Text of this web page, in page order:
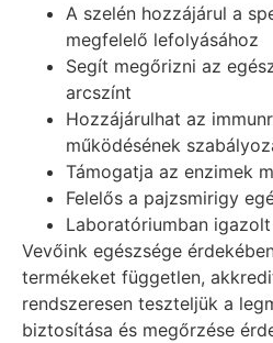
A szelén hozzájárul a
megfelelő lefolyásához
Segít megőrizni az
arcszínt
Hozzájárulhat az
működésének
Támogatja az enzimek
Felelős a pajzsmirigy
Laboratóriumban
Vevőink egészsége
termékeket független,
rendszeresen teszteljük a
biztosítása és megőrzése